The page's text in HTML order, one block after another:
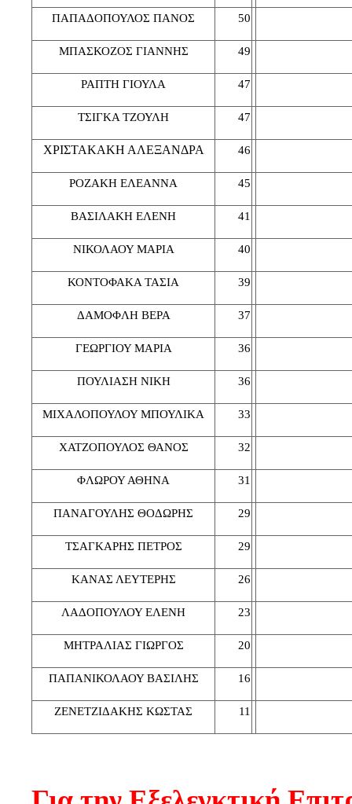
ΠΑΠΑΔΟΠΟΥΛΟΣ ΠΑΝΟΣ 50
ΜΠΑΣΚΟΖΟΣ ΓΙΑΝΝΗΣ 49
ΡΑΠΤΗ ΓΙΟΥΛΑ 47
ΤΣΙΓΚΑ ΤΖΟΥΛΗ 47
ΧΡΙΣΤΑΚΑΚΗ ΑΛΕΞΑΝΔΡΑ 46
ΡΟΖΑΚΗ ΕΛΕΑΝΝΑ 45
ΒΑΣΙΛΑΚΗ ΕΛΕΝΗ 41
ΝΙΚΟΛΑΟΥ ΜΑΡΙΑ 40
ΚΟΝΤΟΦΑΚΑ ΤΑΣΙΑ 39
ΔΑΜΟΦΛΗ ΒΕΡΑ 37
ΓΕΩΡΓΙΟΥ ΜΑΡΙΑ 36
ΠΟΥΛΙΑΣΗ ΝΙΚΗ 36
ΜΙΧΑΛΟΠΟΥΛΟΥ ΜΠΟΥΛΙΚΑ 33
ΧΑΤΖΟΠΟΥΛΟΣ ΘΑΝΟΣ 32
ΦΛΩΡΟΥ ΑΘΗΝΑ 31
ΠΑΝΑΓΟΥΛΗΣ ΘΟΔΩΡΗΣ 29
ΤΣΑΓΚΑΡΗΣ ΠΕΤΡΟΣ 29
ΚΑΝΑΣ ΛΕΥΤΕΡΗΣ 26
ΛΑΔΟΠΟΥΛΟΥ ΕΛΕΝΗ 23
ΜΗΤΡΑΛΙΑΣ ΓΙΩΡΓΟΣ 20
ΠΑΠΑΝΙΚΟΛΑΟΥ ΒΑΣΙΛΗΣ 16
ΖΕΝΕΤΖΙΔΑΚΗΣ ΚΩΣΤΑΣ 11